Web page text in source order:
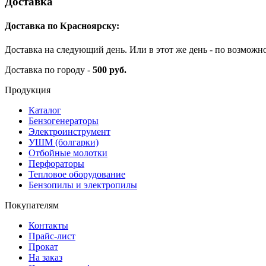
Доставка по Красноярску:
Доставка на следующий день. Или в этот же день - по
Доставка по городу - 500 руб.
Продукция
Каталог
Бензогенераторы
Электроинструмент
УШМ (болгарки)
Отбойные молотки
Перфораторы
Тепловое оборудование
Бензопилы и электропилы
Покупателям
Контакты
Прайс-лист
Прокат
На заказ